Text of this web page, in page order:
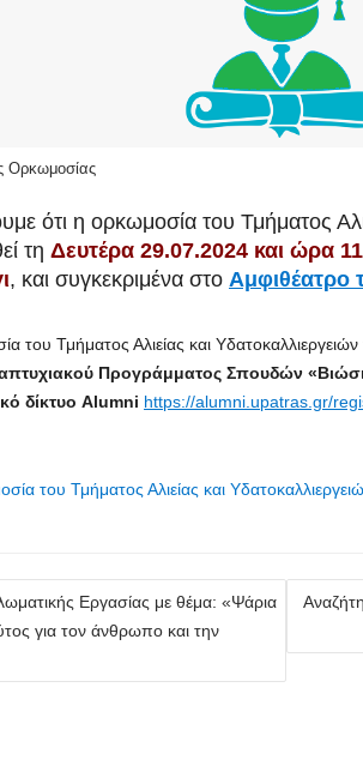
Ορκωμοσίας
ότι η ορκωμοσία του Τμήματος
τη Δευτέρα 29.07.2024 και ώρα
, και συγκεκριμένα στο Αμφιθέατρο
του Τμήματος Αλιείας και
Προγράμματος Σπουδών
δίκτυο Alumni https://alumni.upatras.gr/
του Τμήματος Αλιείας και
Εργασίας με θέμα: «Ψάρια
για τον άνθρωπο και την